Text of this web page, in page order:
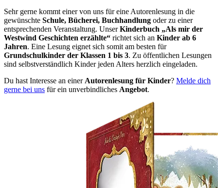
Sehr gerne kommt einer von uns für eine Autorenlesung in die
gewünschte Schule, Bücherei, Buchhandlung oder zu einer
entsprechenden Veranstaltung. UnserKinderbuch „Als mir der
Westwind Geschichten erzählte“ richtet sich an Kinder ab 6
Jahren. Eine Lesung eignet sich somit am besten für
Grundschulkinder der Klassen 1 bis 3. Zu öffentlichen Lesungen
sind selbstverständlich Kinder jeden Alters herzlich eingeladen.
Du hast Interesse an einer Autorenlesung für Kinder? Melde dich
gerne bei uns für ein unverbindliches Angebot.